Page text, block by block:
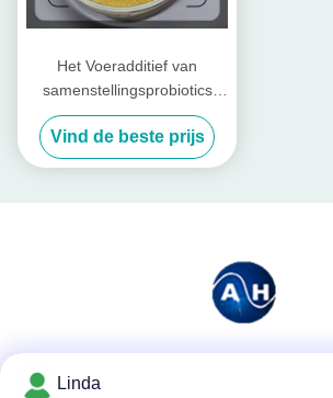
Het Voeradditief van
samenstellingsprobiotics
voor Vee en Gevogelte
Vind de beste prijs
Linda